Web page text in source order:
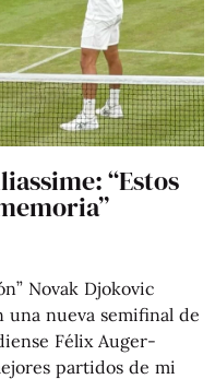
“Estos
Novak Djokovic
una nueva semifinal de
Félix Auger-
partidos de mi